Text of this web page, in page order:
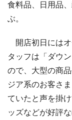
食料品、日用品
ぶ。
開店初日にはオ
タッフは「ダウ
ので、大型の商
ジア系のお客さ
ていたと声を掛
ッズなどが好評